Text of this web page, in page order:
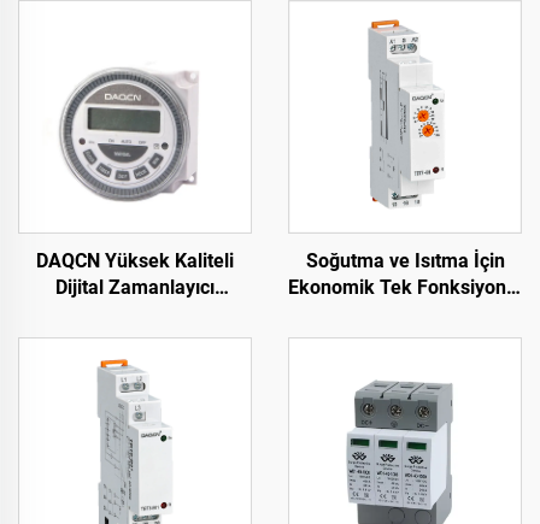
DAQCN Yüksek Kaliteli
Dijital Zamanlayıcı
Zamanlayıcı TM-619LHN
Soğutma ve Isıtma İçin
Ekonomik Tek Fonksiyonlu
Montajı